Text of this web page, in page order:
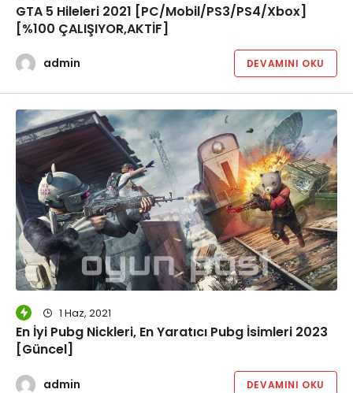
GTA 5 Hileleri 2021 [PC/Mobil/PS3/PS4/Xbox]
[%100 ÇALIŞIYOR,AKTİF]
admin DEVAMINI OKU
1 Haz, 2021
En İyi Pubg Nickleri, En Yaratıcı Pubg İsimleri 2023
[Güncel]
admin DEVAMINI OKU